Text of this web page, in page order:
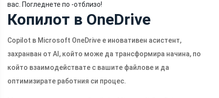
вас. Погледнете по -отблизо!
Копилот в OneDrive
Copilot в Microsoft OneDrive е иновативен асистент,
захранван от AI, който може да трансформира начина, по
който взаимодействате с вашите файлове и да
оптимизирате работния си процес.